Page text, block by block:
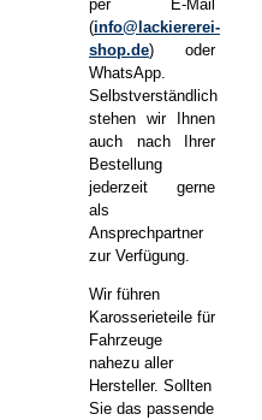
per E-Mail
(info@lackiererei-
shop.de) oder
WhatsApp.
Selbstverständlich
stehen wir Ihnen
auch nach Ihrer
Bestellung
jederzeit gerne
als
Ansprechpartner
zur Verfügung.
Wir führen
Karosserieteile für
Fahrzeuge
nahezu aller
Hersteller. Sollten
Sie das passende